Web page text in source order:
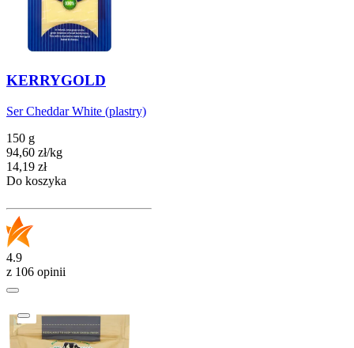
KERRYGOLD
Ser Cheddar White (plastry)
150 g
94,60 zł/kg
Cena
14,19 zł
Do koszyka
4.9
z 106 opinii